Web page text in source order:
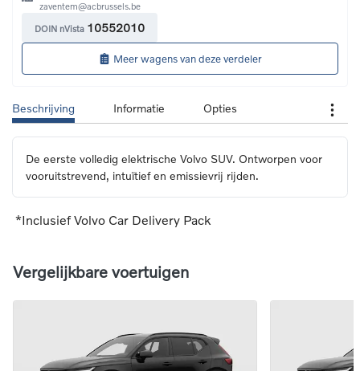
zaventem@acbrussels.be
DOIN nVista 10552010
Meer wagens van deze verdeler
Beschrijving Informatie Opties
De eerste volledig elektrische Volvo SUV. Ontworpen voor
vooruitstrevend, intuïtief en emissievrij rijden.
*Inclusief Volvo Car Delivery Pack
Vergelijkbare voertuigen